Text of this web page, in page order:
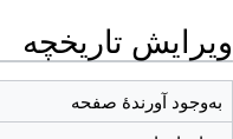
ویرایش تاریخچه
به‌وجود آورندهٔ صفحه